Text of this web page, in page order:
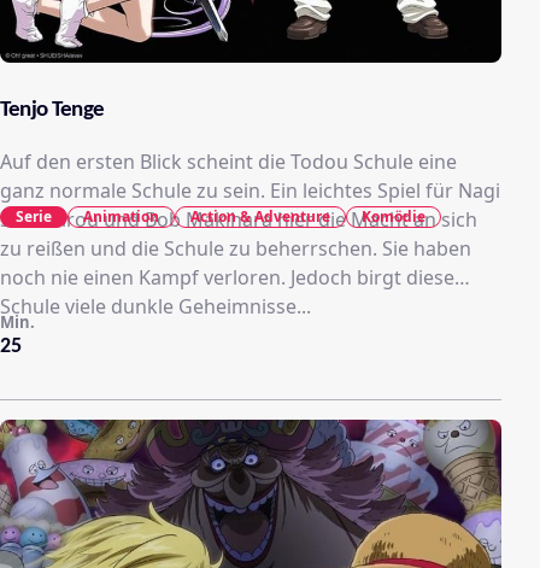
Tenjo Tenge
Auf den ersten Blick scheint die Todou Schule eine
ganz normale Schule zu sein. Ein leichtes Spiel für Nagi
Souichirou und Bob Makihara hier die Macht an sich
zu reißen und die Schule zu beherrschen. Sie haben
noch nie einen Kampf verloren. Jedoch birgt diese
Schule viele dunkle Geheimnisse...
25
Min.
Serie Animation Action & Adventure Komödie